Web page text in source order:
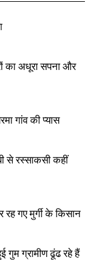
का अधूरा सपना और
गांव की प्यास
से रस्साकसी कहीं
रह गए मुर्गी के किसान
गुम ग्रामीण ढूंढ रहे हैं